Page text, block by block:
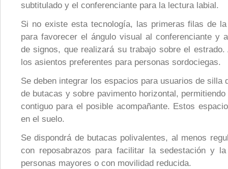
subtitulado y el conferenciante para la lectura labial.
Si no existe esta tecnología, las primeras filas de
para favorecer el ángulo visual al conferenciante y
de signos, que realizará su trabajo sobre el
los asientos preferentes para personas sordociegas.
Se deben integrar los espacios para usuarios de silla
de butacas y sobre pavimento horizontal,
contiguo para el posible acompañante. Estos
en el suelo.
Se dispondrá de butacas polivalentes, al menos
con reposabrazos para facilitar la sedestación y
personas mayores o con movilidad reducida.